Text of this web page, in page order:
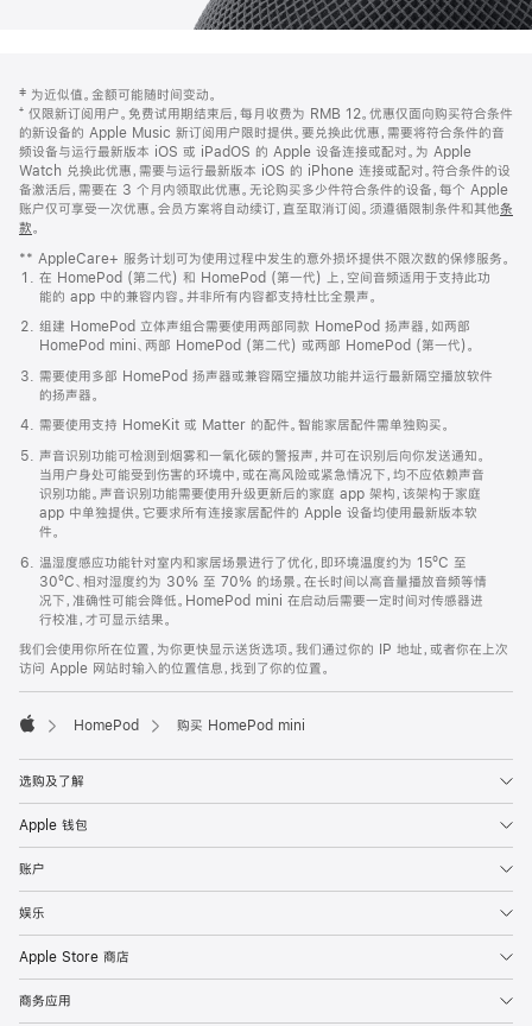
页
页
脚
注
‡ 为近似值。金额可能随时间变动。
⁺ 仅限新订阅用户。免费试用期结束后，每月收费为 RMB 12。优惠仅面向购买符合条件
的新设备的 Apple Music 新订阅用户限时提供。要兑换此优惠，需要将符合条件的音
频设备与运行最新版本 iOS 或 iPadOS 的 Apple 设备连接或配对。为 Apple
Watch 兑换此优惠，需要与运行最新版本 iOS 的 iPhone 连接或配对。符合条件的设
备激活后，需要在 3 个月内领取此优惠。无论购买多少件符合条件的设备，每个 Apple
账户仅可享受一次优惠。会员方案将自动续订，直至取消订阅。须遵循限制条件和其他条
款。
窗
口
中
打
开)
** AppleCare+ 服务计划可为使用过程中发生的意外损坏提供不限次数的保修服务。
在 HomePod (第二代) 和 HomePod (第一代) 上，空间音频适用于支持此功
能的 app 中的兼容内容。并非所有内容都支持杜比全景声。
组建 HomePod 立体声组合需要使用两部同款 HomePod 扬声器，如两部
HomePod mini、两部 HomePod (第二代) 或两部 HomePod (第一代)。
需要使用多部 HomePod 扬声器或兼容隔空播放功能并运行最新隔空播放软件
的扬声器。
需要使用支持 HomeKit 或 Matter 的配件。智能家居配件需单独购买。
声音识别功能可检测到烟雾和一氧化碳的警报声，并可在识别后向你发送通知。
当用户身处可能受到伤害的环境中，或在高风险或紧急情况下，均不应依赖声音
识别功能。声音识别功能需要使用升级更新后的家庭 app 架构，该架构于家庭
app 中单独提供。它要求所有连接家居配件的 Apple 设备均使用最新版本软
件。
温湿度感应功能针对室内和家居场景进行了优化，即环境温度约为 15ºC 至
30ºC、相对湿度约为 30% 至 70% 的场景。在长时间以高音量播放音频等情
况下，准确性可能会降低。HomePod mini 在启动后需要一定时间对传感器进
行校准，才可显示结果。
我们会使用你所在位置，为你更快显示送货选项。我们通过你的 IP 地址，或者你在上次
访问 Apple 网站时输入的位置信息，找到了你的位置。
HomePod 购买 HomePod mini
选购及了解
Apple 钱包
账户
娱乐
Apple Store 商店
商务应用